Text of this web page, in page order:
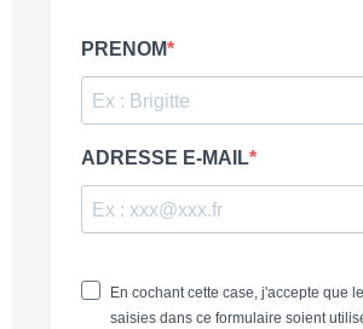
PRENOM
ADRESSE E-MAIL
En cochant cette case, j'accepte que
saisies dans ce formulaire soient